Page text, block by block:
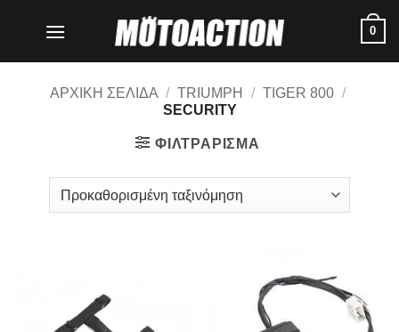
0
ΑΡΧΙΚΗ ΣΕΛΙΔΑ / TRIUMPH / TIGER 800 /
SECURITY
ΦΙΛΤΡΑΡΙΣΜΑ